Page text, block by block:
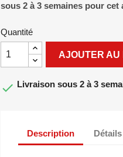
sous 2 à 3 semaines pour cet
Quantité
AJOUTER AU
 Livraison sous 2 à 3
Description